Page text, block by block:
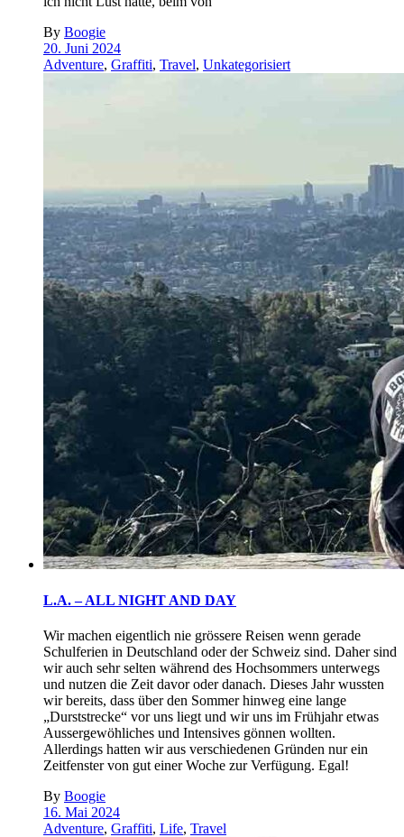
By Boogie
20. Juni 2024
Adventure, Graffiti, Travel, Unkategorisiert
L.A. – ALL NIGHT AND DAY
Wir machen eigentlich nie grössere Reisen wenn gerade
Schulferien in Deutschland oder der Schweiz sind. Daher sind
wir auch sehr selten während des Hochsommers unterwegs
und nutzen die Zeit davor oder danach. Dieses Jahr wussten
wir bereits, dass über den Sommer hinweg eine lange
„Durststrecke“ vor uns liegt und wir uns im Frühjahr etwas
Aussergewöhliches und Intensives gönnen wollten.
Allerdings hatten wir aus verschiedenen Gründen nur ein
Zeitfenster von gut einer Woche zur Verfügung. Egal!
By Boogie
16. Mai 2024
Adventure, Graffiti, Life, Travel